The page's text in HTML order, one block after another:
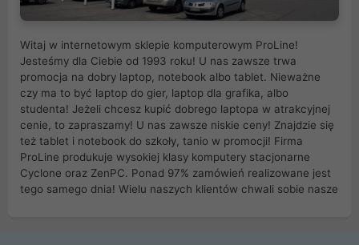
Witaj w internetowym sklepie komputerowym ProLine!
Jesteśmy dla Ciebie od 1993 roku! U nas zawsze trwa
promocja na dobry laptop, notebook albo tablet. Nieważne
czy ma to być laptop do gier, laptop dla grafika, albo
studenta! Jeżeli chcesz kupić dobrego laptopa w atrakcyjnej
cenie, to zapraszamy! U nas zawsze niskie ceny! Znajdzie się
też tablet i notebook do szkoły, tanio w promocji! Firma
ProLine produkuje wysokiej klasy komputery stacjonarne
Cyclone oraz ZenPC. Ponad 97% zamówień realizowane jest
tego samego dnia! Wielu naszych klientów chwali sobie nasze